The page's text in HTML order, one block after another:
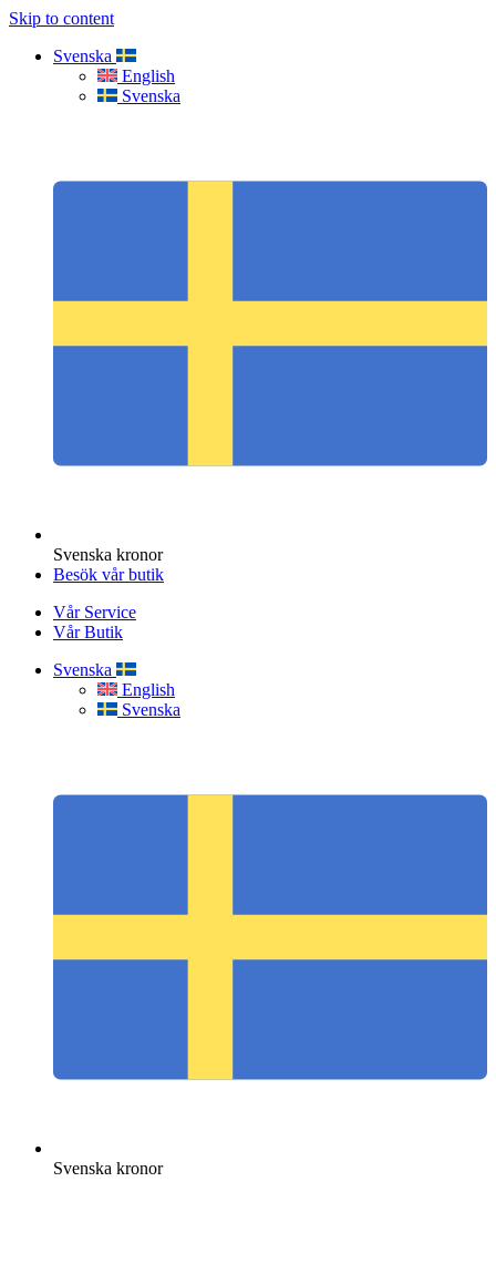
Skip to content
Svenska
English
Svenska
Svenska kronor
Besök vår butik
Vår Service
Vår Butik
Svenska
English
Svenska
Svenska kronor